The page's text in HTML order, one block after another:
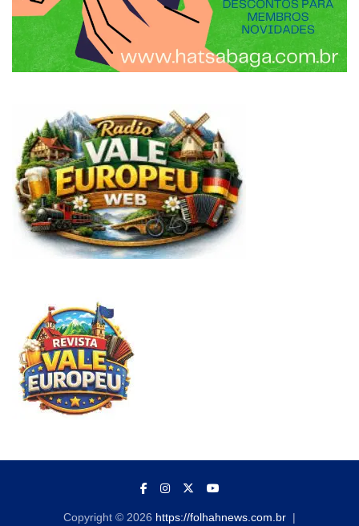
Copyright © 2026 https://folhahnews.com.br